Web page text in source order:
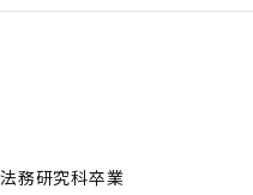
務研究科卒業